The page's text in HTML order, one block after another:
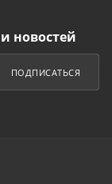
новостей
ПОДПИСАТЬСЯ